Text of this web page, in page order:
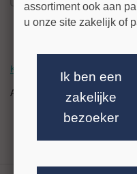
Kitpistool Electrisch 380 ml 10:1
Artikelnr: 040077
assortiment ook aan
u onze site zakelijk of
Ik ben een
zakelijke
bezoeker